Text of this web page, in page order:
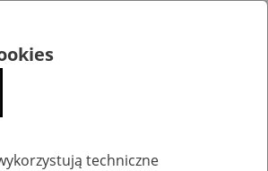
techniczne